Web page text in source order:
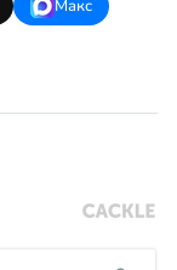
Макс